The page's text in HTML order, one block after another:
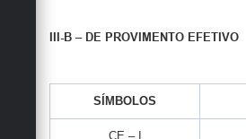
III-B – DE PROVIMENTO EFETIVO
SÍMBOLOS
CE – I